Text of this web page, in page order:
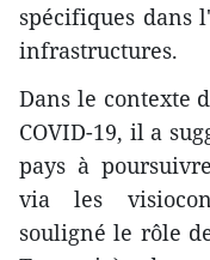
spécifiques dans
infrastructures.
Dans le contexte
COVID-19, il a
pays à
via les
souligné le rôle